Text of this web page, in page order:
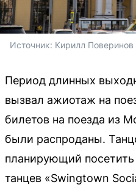
Источник: Кирилл Поверинов
Период длинных
вызвал ажиотаж на
билетов на поезда из
были распроданы.
планирующий
танцев «Swingtown